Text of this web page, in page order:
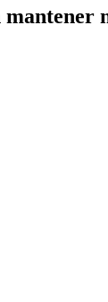
mantener